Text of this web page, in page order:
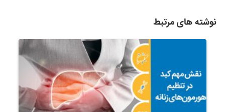
نوشته های مرتبط